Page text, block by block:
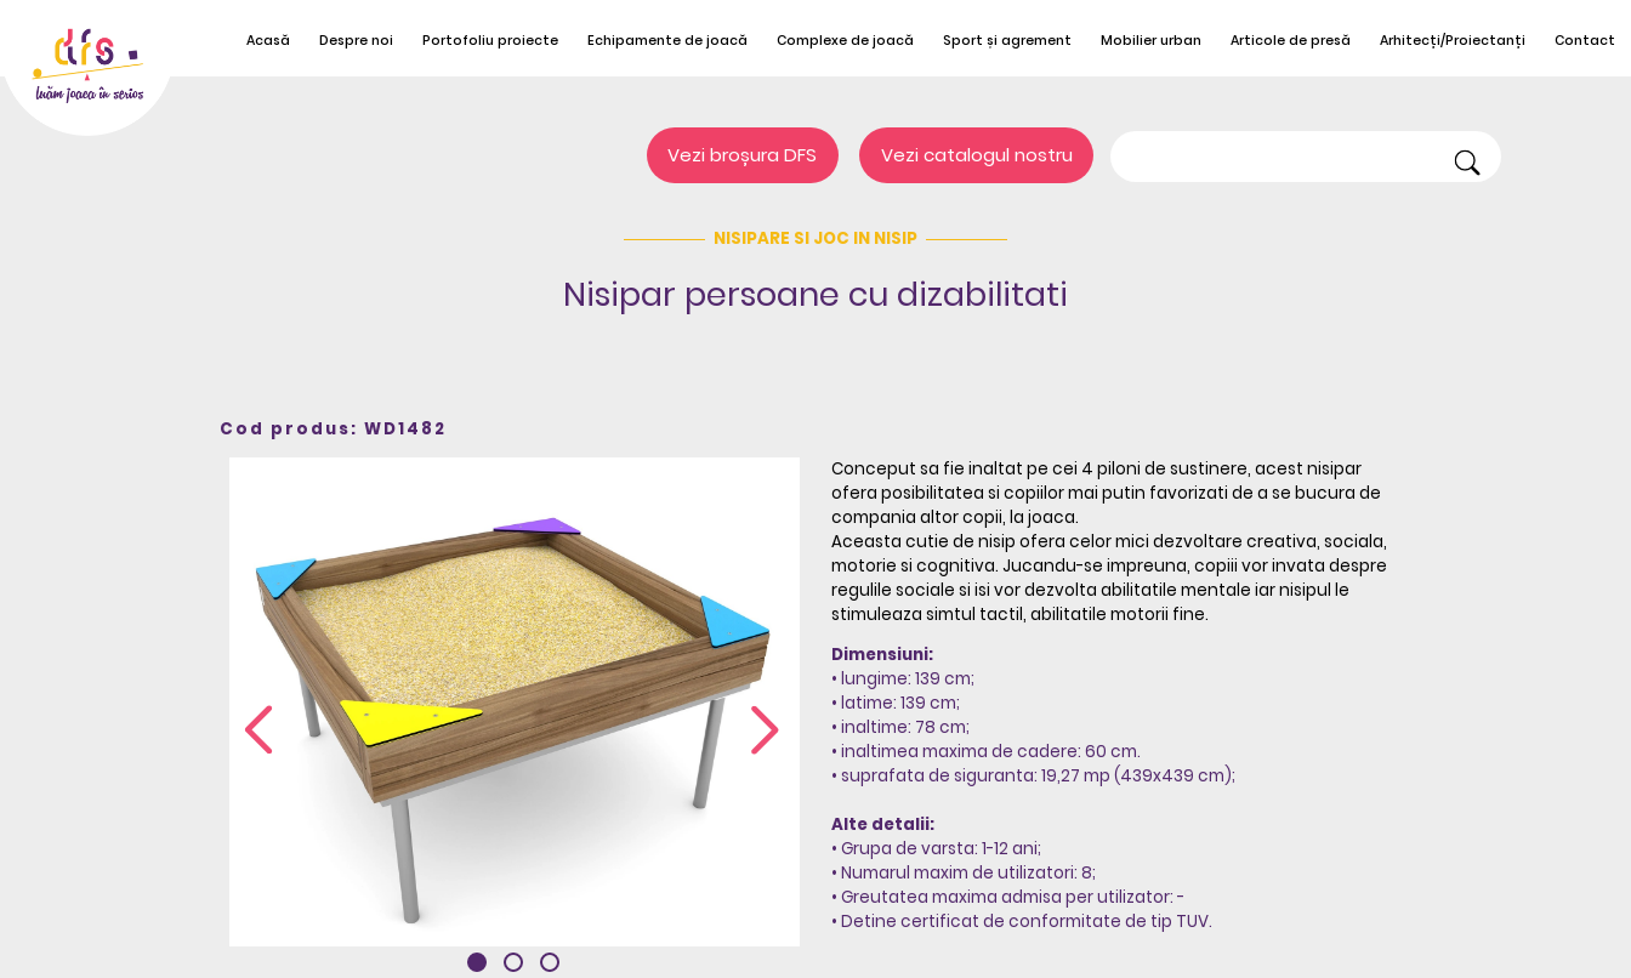
Acasă Despre noi Portofoliu proiecte Echipamente de joacă Complexe de joacă Sport și agrement Mobilier urban Articole de presă Arhitecți/Proiectanți Contact
Vezi broșura DFS Vezi catalogul nostru
NISIPARE SI JOC IN NISIP
Nisipar persoane cu dizabilitati
Cod produs: WD1482
Conceput sa fie inaltat pe cei 4 piloni de sustinere, acest nisipar
ofera posibilitatea si copiilor mai putin favorizati de a se bucura de
compania altor copii, la joaca.
Aceasta cutie de nisip ofera celor mici dezvoltare creativa, sociala,
motorie si cognitiva. Jucandu-se impreuna, copiii vor invata despre
regulile sociale si isi vor dezvolta abilitatile mentale iar nisipul le
stimuleaza simtul tactil, abilitatile motorii fine.
Dimensiuni:
• lungime: 139 cm;
• latime: 139 cm;
• inaltime: 78 cm;
• inaltimea maxima de cadere: 60 cm.
• suprafata de siguranta: 19,27 mp (439x439 cm);
Alte detalii:
• Grupa de varsta: 1-12 ani;
• Numarul maxim de utilizatori: 8;
• Greutatea maxima admisa per utilizator: -
• Detine certificat de conformitate de tip TUV.